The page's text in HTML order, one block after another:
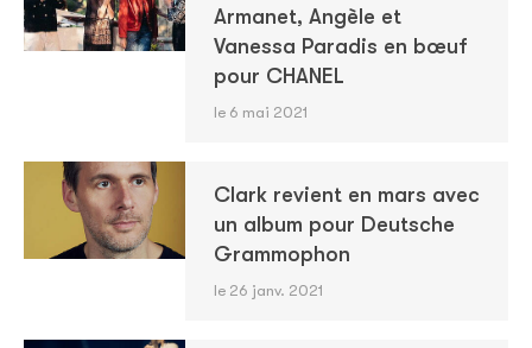
Armanet, Angèle et
Vanessa Paradis en bœuf
pour CHANEL
le 6 mai 2021
Clark revient en mars avec
un album pour Deutsche
Grammophon
le 26 janv. 2021